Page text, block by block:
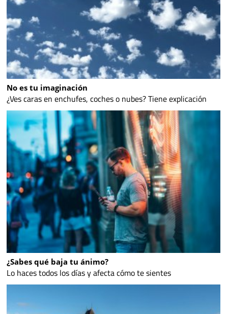
No es tu imaginación
¿Ves caras en enchufes, coches o nubes? Tiene explicación
¿Sabes qué baja tu ánimo?
Lo haces todos los días y afecta cómo te sientes